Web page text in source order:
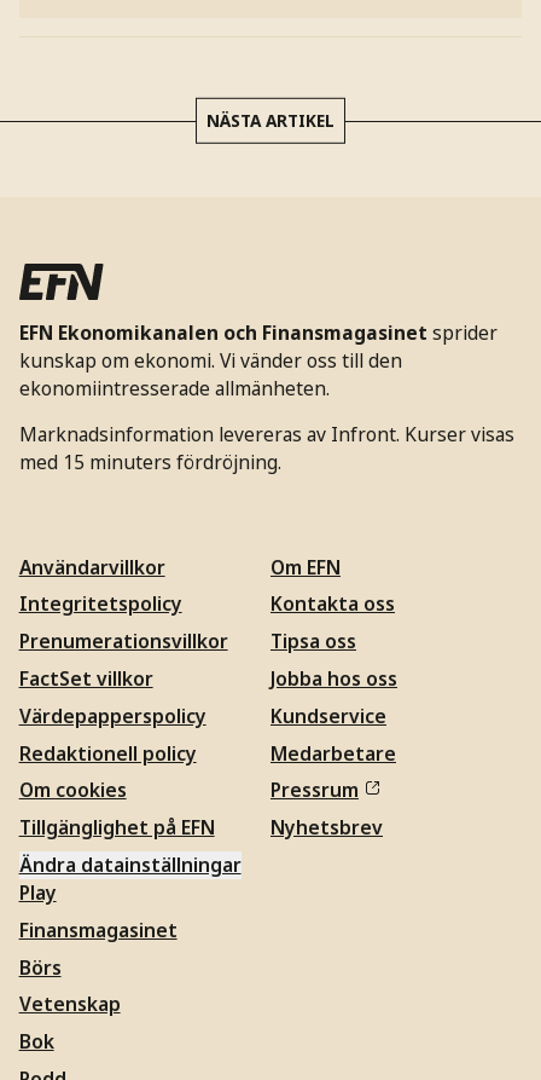
NÄSTA ARTIKEL
EFN Ekonomikanalen och Finansmagasinet sprider
kunskap om ekonomi. Vi vänder oss till den
ekonomiintresserade allmänheten.
Marknadsinformation levereras av Infront. Kurser visas
med 15 minuters fördröjning.
Användarvillkor
Integritetspolicy
Prenumerationsvillkor
FactSet villkor
Värdepapperspolicy
Redaktionell policy
Om cookies
Tillgänglighet på EFN
Ändra datainställningar
Om EFN
Kontakta oss
Tipsa oss
Jobba hos oss
Kundservice
Medarbetare
Pressrum
Nyhetsbrev
Play
Finansmagasinet
Börs
Vetenskap
Bok